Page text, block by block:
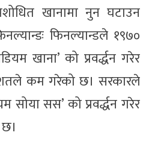
खानामा नुन घटाउन
फिनल्यान्डले १९७०
खाना’ को प्रवर्द्धन गरेर
कम गरेको छ। सरकारले
सोया सस’ को प्रवर्द्धन गरेर